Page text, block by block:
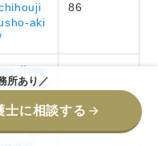
aki
86
ww
ya
81
所あり／
士に相談する